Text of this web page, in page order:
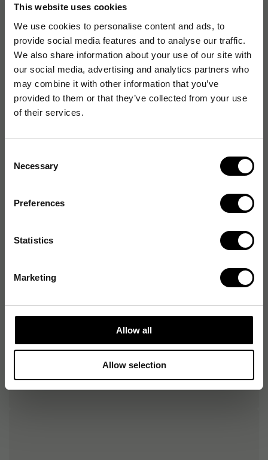
This website uses cookies
We use cookies to personalise content and ads, to
provide social media features and to analyse our traffic.
We also share information about your use of our site with
our social media, advertising and analytics partners who
may combine it with other information that you’ve
provided to them or that they’ve collected from your use
of their services.
Selection
Necessary
Preferences
Statistics
Marketing
Allow all
Allow selection
Material: Bomull och cellulosa
Komposterbar
Tillverkad i Sverige
Tål maskintvätt upp till 95°C
Färg: Blå
Mått: 176x203mm
Originalnummer
Produktspecifikationer